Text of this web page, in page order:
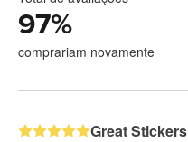
97%
comprariam novamente
Great Stickers